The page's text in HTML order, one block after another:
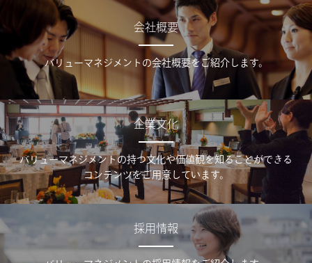
会社概要
バリューマネジメントの会社概要をご紹介します。
企業文化
バリューマネジメントの持つ文化や価値観を知ることができる
コンテンツをご用意しています。
採用情報